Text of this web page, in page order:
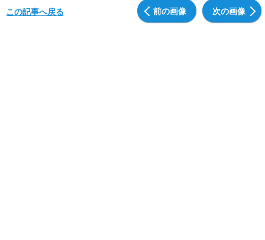
前の画像 次の画像
この記事へ戻る